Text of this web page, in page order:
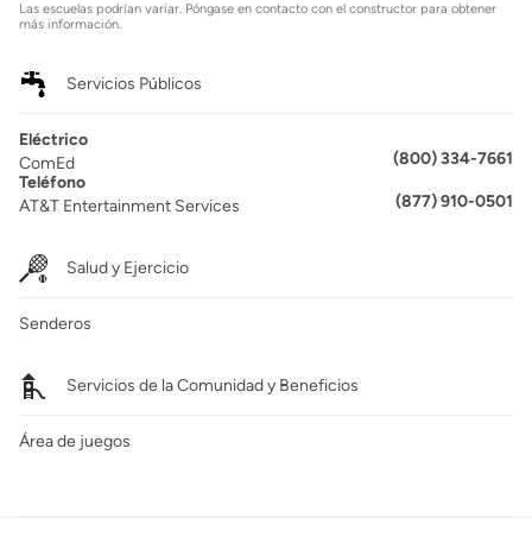
Las escuelas podrían variar. Póngase en contacto con el constructor para obtener
más información.
Servicios Públicos
Eléctrico
ComEd
(800) 334-7661
Teléfono
AT&T Entertainment Services
(877) 910-0501
Salud y Ejercicio
Senderos
Servicios de la Comunidad y Beneficios
Área de juegos